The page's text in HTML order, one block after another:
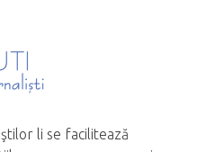
li se facilitează